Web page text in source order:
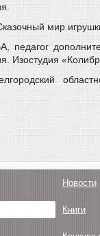
мир
педагог
Изостудия
Новости
Книги